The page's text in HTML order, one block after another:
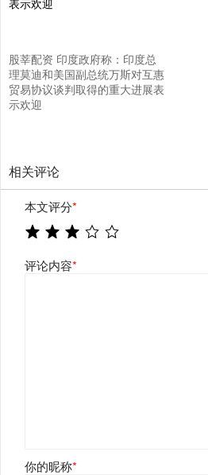
股莘配资 印度政府称：印度总
理莫迪和美国副总统万斯对互惠
贸易协议谈判取得的重大进展表
示欢迎
相关评论
本文评分*
评论内容*
你的昵称*